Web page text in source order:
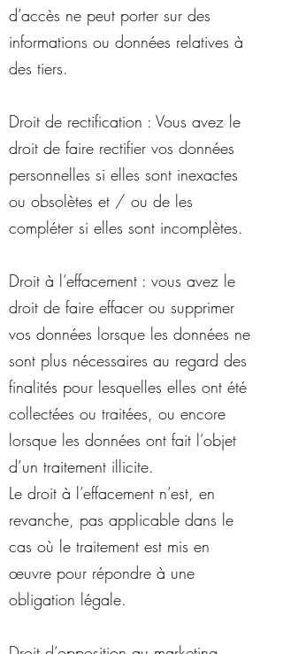
d’accès ne peut porter sur des
informations ou données relatives à
des tiers.
Droit de rectification : Vous avez le
droit de faire rectifier vos données
personnelles si elles sont inexactes
ou obsolètes et / ou de les
compléter si elles sont incomplètes.
Droit à l’effacement : vous avez le
droit de faire effacer ou supprimer
vos données lorsque les données ne
sont plus nécessaires au regard des
finalités pour lesquelles elles ont été
collectées ou traitées, ou encore
lorsque les données ont fait l’objet
d’un traitement illicite.
Le droit à l’effacement n’est, en
revanche, pas applicable dans le
cas où le traitement est mis en
œuvre pour répondre à une
obligation légale.